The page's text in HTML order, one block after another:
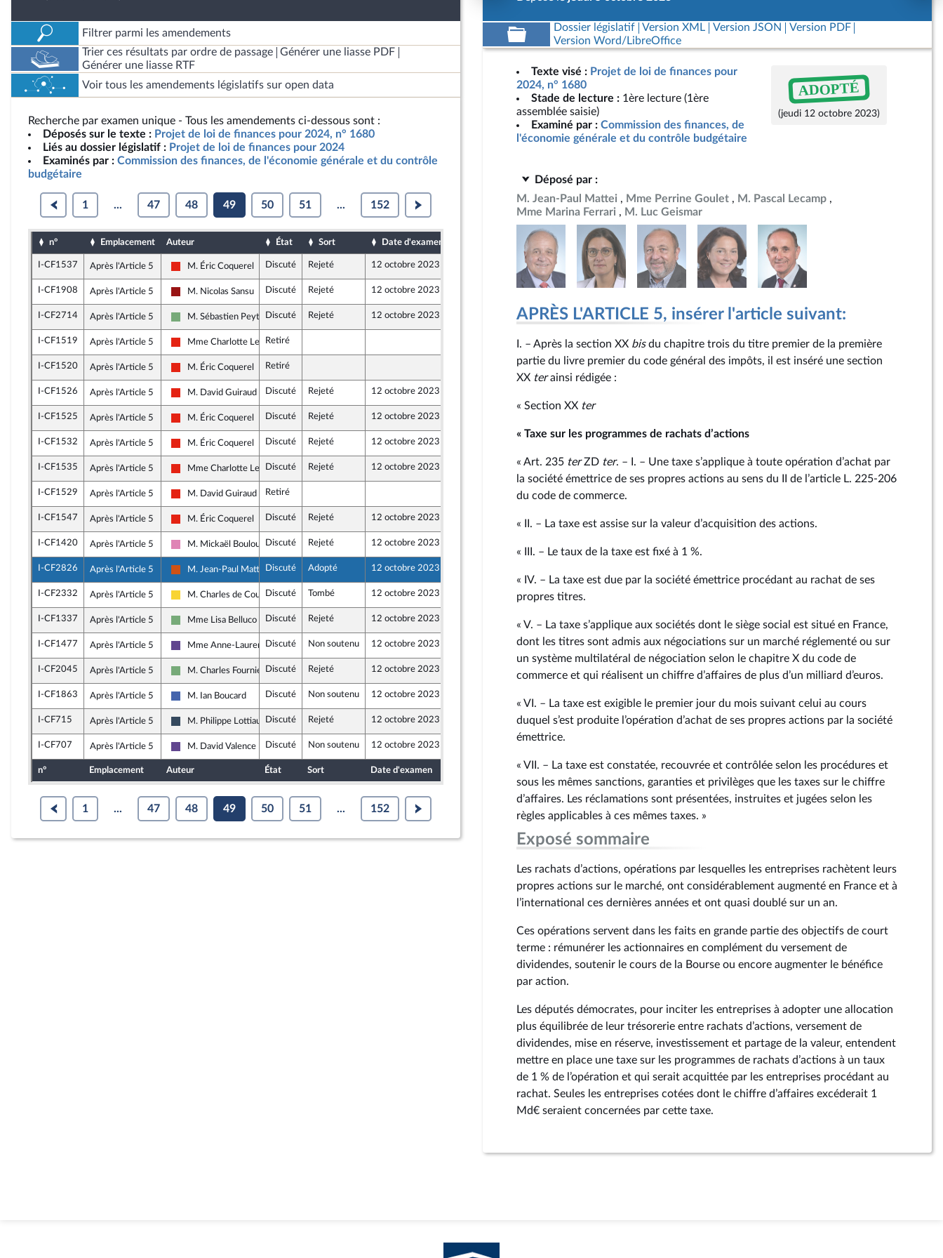
Filtrer parmi les amendements
Trier ces résultats par ordre de passage
Générer une liasse PDF
Générer une liasse RTF
Voir tous les amendements législatifs sur open data
Recherche par examen unique - Tous les amendements ci-dessous sont :
Déposés sur le texte : Projet de loi de finances pour 2024, n° 1680
Liés au dossier législatif : Projet de loi de finances pour 2024
Examinés par : Commission des finances, de l'économie générale et du contrôle
budgétaire
1 ... 47 48 49 50 51 ... 152
n° Emplacement Auteur État Sort Date d'examen
I-CF1537 Après l'Article 5
La France insoumise - Nouvelle Union Populaire écologique et sociale
M. Éric Coquerel Discuté Rejeté 12 octobre 2023
I-CF1908 Après l'Article 5
Gauche démocrate et républicaine - NUPES
M. Nicolas Sansu Discuté Rejeté 12 octobre 2023 5 octobre 2023
I-CF2714 Après l'Article 5
Écologiste - NUPES
M. Sébastien PeytavieDiscuté Rejeté 12 octobre 2023 5 octobre 2023
I-CF1519 Après l'Article 5
La France insoumise - Nouvelle Union Populaire écologique et sociale
Mme Charlotte LeducRetiré 5 octobre 2023
I-CF1520 Après l'Article 5
La France insoumise - Nouvelle Union Populaire écologique et sociale
M. Éric Coquerel Retiré 5 octobre 2023
I-CF1526 Après l'Article 5
La France insoumise - Nouvelle Union Populaire écologique et sociale
M. David Guiraud Discuté Rejeté 12 octobre 2023
I-CF1525 Après l'Article 5
La France insoumise - Nouvelle Union Populaire écologique et sociale
M. Éric Coquerel Discuté Rejeté 12 octobre 2023
I-CF1532 Après l'Article 5
La France insoumise - Nouvelle Union Populaire écologique et sociale
M. Éric Coquerel Discuté Rejeté 12 octobre 2023
I-CF1535 Après l'Article 5
La France insoumise - Nouvelle Union Populaire écologique et sociale
Mme Charlotte LeducDiscuté Rejeté 12 octobre 2023 5 octobre 2023
I-CF1529 Après l'Article 5
La France insoumise - Nouvelle Union Populaire écologique et sociale
M. David Guiraud Retiré 5 octobre 2023
I-CF1547 Après l'Article 5
La France insoumise - Nouvelle Union Populaire écologique et sociale
M. Éric Coquerel Discuté Rejeté 12 octobre 2023
I-CF1420 Après l'Article 5
Socialistes et apparentés (membre de l’intergroupe NUPES)
M. Mickaël Bouloux Discuté Rejeté 12 octobre 2023
I-CF2826 Après l'Article 5
Démocrate (MoDem et Indépendants)
M. Jean-Paul MatteiDiscuté Adopté 12 octobre 2023
I-CF2332 Après l'Article 5
Libertés, Indépendants, Outre-mer et Territoires
M. Charles de CoursonDiscuté Tombé 12 octobre 2023 5 octobre 2023
I-CF1337 Après l'Article 5
Écologiste - NUPES
Mme Lisa Belluco Discuté Rejeté 12 octobre 2023
I-CF1477 Après l'Article 5
Renaissance
Mme Anne-Laurence Petel
Discuté Non soutenu 12 octobre 2023 5 octobre 2023
I-CF2045 Après l'Article 5
Écologiste - NUPES
M. Charles Fournier Discuté Rejeté 12 octobre 2023
I-CF1863 Après l'Article 5
Les Républicains
M. Ian Boucard Discuté Non soutenu 12 octobre 2023
I-CF715 Après l'Article 5
Rassemblement National
M. Philippe Lottiaux Discuté Rejeté 12 octobre 2023 4 octobre 2023
I-CF707 Après l'Article 5
Renaissance
M. David Valence Discuté Non soutenu 12 octobre 2023
n° Emplacement Auteur État Sort Date d'examen
1 ... 47 48 49 50 51 ... 152
Dossier législatif Version XML Version JSON
Version PDF
Version Word/LibreOffice
Texte visé : Projet de loi de finances pour
2024, n° 1680
Stade de lecture : 1ère lecture (1ère
assemblée saisie)
Examiné par : Commission des finances, de
l'économie générale et du contrôle budgétaire
ADOPTÉ
(jeudi 12 octobre 2023)
Déposé par :
M. Jean-Paul Mattei
Mme Perrine Goulet
M. Pascal Lecamp
Mme Marina Ferrari
M. Luc Geismar
APRÈS L'ARTICLE 5, insérer l'article suivant:
I. – Après la section XX bisdu chapitre trois du titre premier de la première
partie du livre premier du code général des impôts, il est inséré une section
XX terainsi rédigée :
« Section XX ter
« Taxe sur les programmes de rachats d’actions
« Art. 235 terZD ter. – I. – Une taxe s’applique à toute opération d’achat par
la société émettrice de ses propres actions au sens du II de l’article L. 225‑206
du code de commerce.
« II. – La taxe est assise sur la valeur d’acquisition des actions.
« III. – Le taux de la taxe est fixé à 1 %.
« IV. – La taxe est due par la société émettrice procédant au rachat de ses
propres titres.
« V. – La taxe s’applique aux sociétés dont le siège social est situé en France,
dont les titres sont admis aux négociations sur un marché réglementé ou sur
un système multilatéral de négociation selon le chapitre X du code de
commerce et qui réalisent un chiffre d’affaires de plus d’un milliard d’euros.
« VI. – La taxe est exigible le premier jour du mois suivant celui au cours
duquel s’est produite l’opération d’achat de ses propres actions par la société
émettrice.
« VII. – La taxe est constatée, recouvrée et contrôlée selon les procédures et
sous les mêmes sanctions, garanties et privilèges que les taxes sur le chiffre
d’affaires. Les réclamations sont présentées, instruites et jugées selon les
règles applicables à ces mêmes taxes. »
Exposé sommaire
Les rachats d’actions, opérations par lesquelles les entreprises rachètent leurs
propres actions sur le marché, ont considérablement augmenté en France et à
l’international ces dernières années et ont quasi doublé sur un an.
Ces opérations servent dans les faits en grande partie des objectifs de court
terme : rémunérer les actionnaires en complément du versement de
dividendes, soutenir le cours de la Bourse ou encore augmenter le bénéfice
par action.
Les députés démocrates, pour inciter les entreprises à adopter une allocation
plus équilibrée de leur trésorerie entre rachats d’actions, versement de
dividendes, mise en réserve, investissement et partage de la valeur, entendent
mettre en place une taxe sur les programmes de rachats d’actions à un taux
de 1 % de l’opération et qui serait acquittée par les entreprises procédant au
rachat. Seules les entreprises cotées dont le chiffre d’affaires excéderait 1
Md€ seraient concernées par cette taxe.